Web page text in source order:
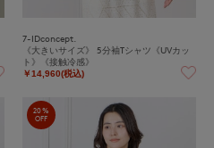
7-IDconcept.
《大きいサイズ》 5分袖Tシャツ《UVカッ
ト》《接触冷感》
￥14,960(税込)
20%
OFF